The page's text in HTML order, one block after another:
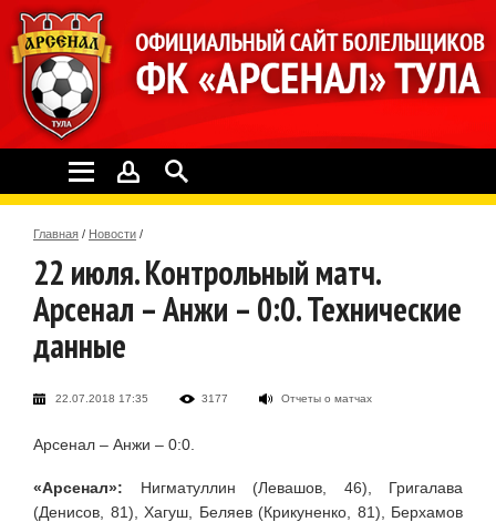
Главная / Новости /
22 июля. Контрольный матч.
Арсенал – Анжи – 0:0. Технические
данные
22.07.2018 17:35 3177 Отчеты о матчах
Арсенал – Анжи – 0:0.
«Арсенал»: Нигматуллин (Левашов, 46), Григалава
(Денисов, 81), Хагуш, Беляев (Крикуненко, 81), Берхамов